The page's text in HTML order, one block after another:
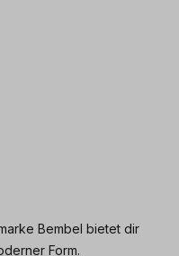
Bembel bietet dir
Form.